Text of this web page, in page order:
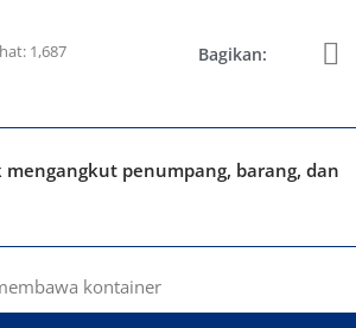
1,687 Bagikan:
penumpang, barang, dan